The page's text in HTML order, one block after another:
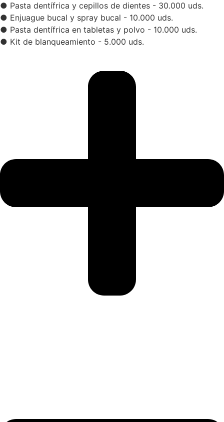
● Pasta dentífrica y cepillos de dientes - 30.000 uds.
● Enjuague bucal y spray bucal - 10.000 uds.
● Pasta dentífrica en tabletas y polvo - 10.000 uds.
● Kit de blanqueamiento - 5.000 uds.